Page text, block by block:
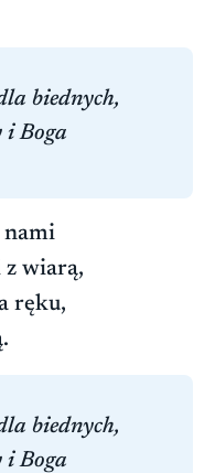
biednych,
i Boga
nami
z wiarą,
ręku,
biednych,
i Boga